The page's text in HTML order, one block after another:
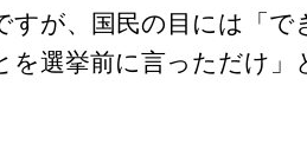
すが、国民の目には「で
を選挙前に言っただけ